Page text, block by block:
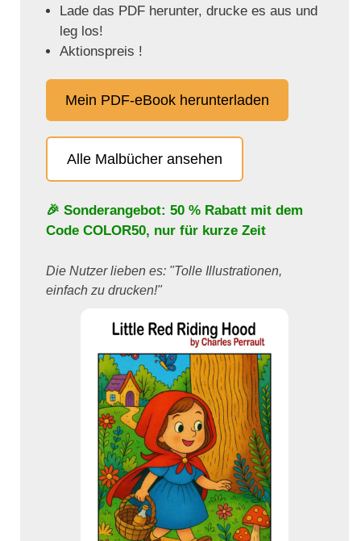
Lade das PDF herunter, drucke es aus und
leg los!
Aktionspreis !
Mein PDF-eBook herunterladen
Alle Malbücher ansehen
🎉 Sonderangebot: 50 % Rabatt mit dem
Code COLOR50, nur für kurze Zeit
Die Nutzer lieben es: "Tolle Illustrationen,
einfach zu drucken!"